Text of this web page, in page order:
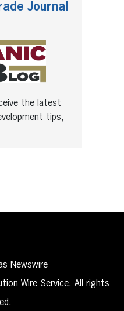
Journal
the latest
tips,
Newswire
Wire Service. All rights